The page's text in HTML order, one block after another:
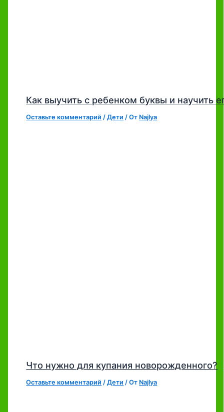
Как выучить с ребенком буквы и научить
Оставьте комментарий /Дети / От Najlya
Что нужно для купания новорожденного?
Оставьте комментарий /Дети / От Najlya